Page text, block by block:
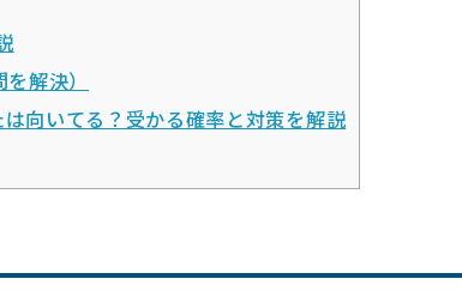
解決）
向いてる？受かる確率と対策を解説